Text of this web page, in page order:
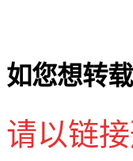
如您想转载
请以链